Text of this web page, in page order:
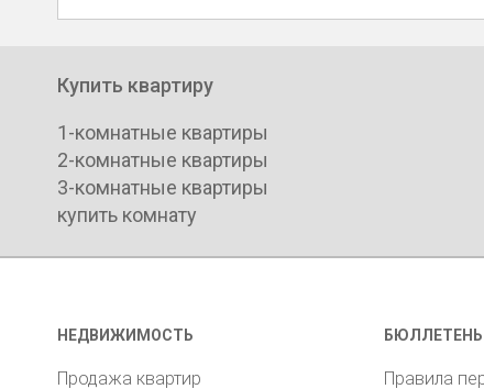
Купить квартиру
1-комнатные квартиры
2-комнатные квартиры
3-комнатные квартиры
купить комнату
НЕДВИЖИМОСТЬ
Продажа квартир Правила